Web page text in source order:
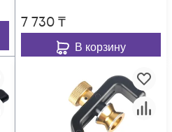
7 730₸
В корзину